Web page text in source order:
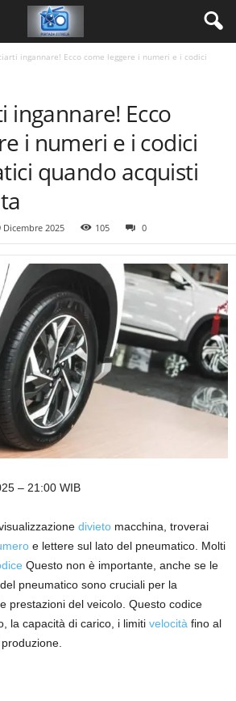
ingannare! Ecco come leggere i numeri e i codici
ingannare! Ecco
i numeri e i codici
quando acquisti
Dicembre 2025 105 0
– 21:00 WIB
divieto macchina, troverai
e lettere sul lato del pneumatico. Molti
Questo non è importante, anche se le
pneumatico sono cruciali per la
prestazioni del veicolo. Questo codice
la capacità di carico, i limiti velocità fino al